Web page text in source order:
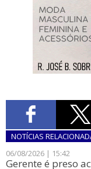
NOTÍCIAS
06/08/2026 | 15:42
​Gerente é preso